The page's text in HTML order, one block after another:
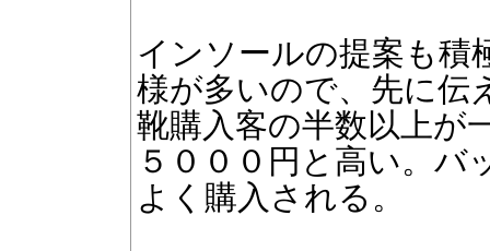
インソールの提案も積
様が多いので、先に伝
靴購入客の半数以上が
５０００円と高い。バ
よく購入される。